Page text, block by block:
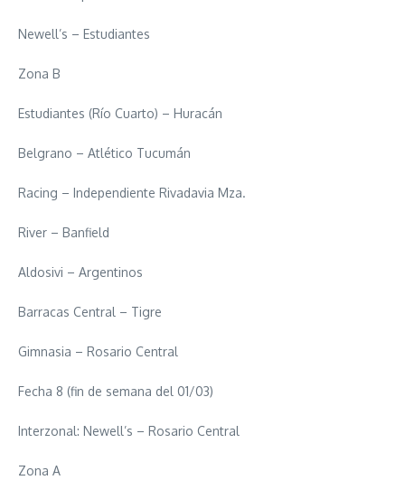
Newell’s – Estudiantes
Zona B
Estudiantes (Río Cuarto) – Huracán
Belgrano – Atlético Tucumán
Racing – Independiente Rivadavia Mza.
River – Banfield
Aldosivi – Argentinos
Barracas Central – Tigre
Gimnasia – Rosario Central
Fecha 8 (fin de semana del 01/03)
Interzonal: Newell’s – Rosario Central
Zona A